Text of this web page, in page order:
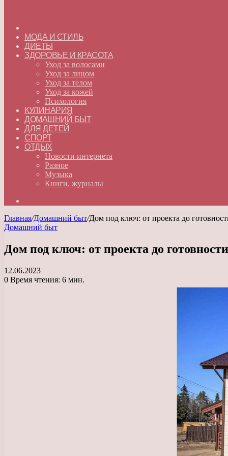
МОДА И СТИЛЬ
ДИЕТЫ
ЗДОРОВЬЕ И КРАСОТА
Уход за волосами
Уход за лицом
Уход за телом
Уход за кожей
Психология
КУЛИНАРИЯ
ДОМАШНИЙ БЫТ
ДЛЯ ДЕТЕЙ
СПОРТ
ОТДЫХ
Новости интернета
Разное
Музыка
Книги, журналы
Главная/Домашний быт/Дом под ключ: от проекта до
Домашний быт
Дом под ключ: от проекта до готовности
12.06.2023
0 Время чтения: 6 мин.